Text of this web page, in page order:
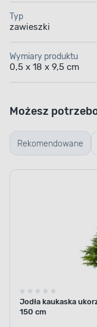
Typ
zawieszki
Wymiary produktu
0,5 x 18 x 9,5 cm
Rekomendowane
Możesz
Jodła kaukaska
150 cm